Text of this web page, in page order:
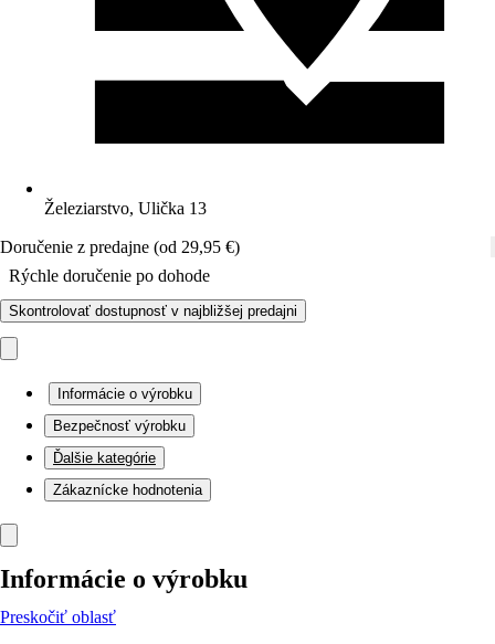
Železiarstvo, Ulička 13
Doručenie z predajne (od 29,95 €)
Rýchle doručenie po dohode
Skontrolovať dostupnosť v najbližšej predajni
Informácie o výrobku
Bezpečnosť výrobku
Ďalšie kategórie
Zákaznícke hodnotenia
Informácie o výrobku
Preskočiť oblasť